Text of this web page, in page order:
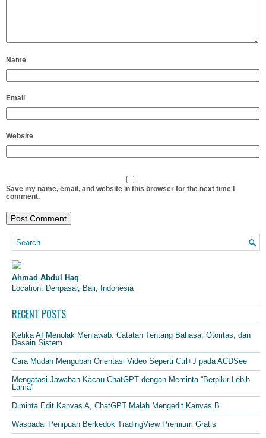
Name
Email
Website
Save my name, email, and website in this browser for the next time I
comment.
Ahmad Abdul Haq
Location: Denpasar, Bali, Indonesia
RECENT POSTS
Ketika AI Menolak Menjawab: Catatan Tentang Bahasa, Otoritas, dan
Desain Sistem
Cara Mudah Mengubah Orientasi Video Seperti Ctrl+J pada ACDSee
Mengatasi Jawaban Kacau ChatGPT dengan Meminta “Berpikir Lebih
Lama”
Diminta Edit Kanvas A, ChatGPT Malah Mengedit Kanvas B
Waspadai Penipuan Berkedok TradingView Premium Gratis